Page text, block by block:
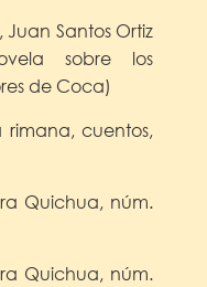
Santos Ortiz
sobre los
de Coca)
cuentos,
Quichua, núm.
Quichua, núm.